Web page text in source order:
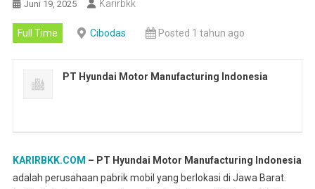
Juni 19, 2025 Karirbkk
Full Time Cibodas Posted 1 tahun ago
PT Hyundai Motor Manufacturing Indonesia
KARIRBKK.COM – PT Hyundai Motor Manufacturing Indonesia
adalah perusahaan pabrik mobil yang berlokasi di Jawa Barat.